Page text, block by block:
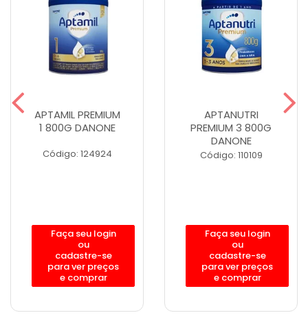
APTAMIL PREMIUM
1 800G DANONE
Código: 124924
Faça seu login
ou
cadastre-se
para ver preços
e comprar
APTANUTRI
PREMIUM 3 800G
DANONE
Código: 110109
Faça seu login
ou
cadastre-se
para ver preços
e comprar